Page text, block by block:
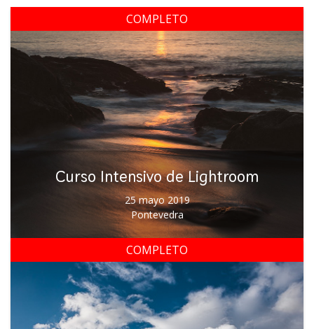
COMPLETO
Curso Intensivo de Lightroom
25 mayo 2019
Pontevedra
COMPLETO